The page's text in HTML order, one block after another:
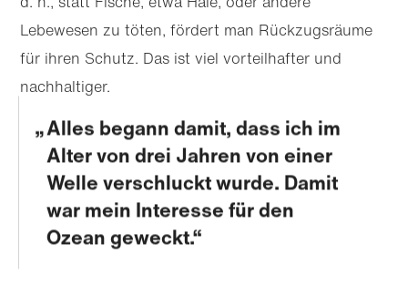
Lebewesen zu töten, fördert man Rückzugsräume
für ihren Schutz. Das ist viel vorteilhafter und
nachhaltiger.
Alles begann damit, dass ich im
Alter von drei Jahren von einer
Welle verschluckt wurde. Damit
war mein Interesse für den
Ozean geweckt.